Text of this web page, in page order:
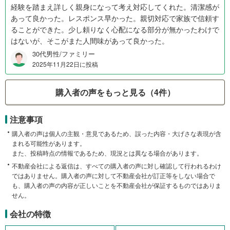
経験を踏まえ詳しく親身になって考え対応してくれた。清潔感が
あって良かった。レスポンス早かった。親切対応で家族で信頼す
ることができた。少し頼りなく心配になる部分が無かったわけで
はないが、そこがまた人間味があって良かった。
30代男性/ファミリー
2025年11月22日に投稿
購入者の声をもっと見る（4件）
注意事項
購入者の声は個人の主観・意見であるため、誤った内容・大げさな表現が含
まれる可能性があります。
また、投稿時点の情報であるため、現況とは異なる場合があります。
不動産会社による返信は、すべての購入者の声に対し確認して行われるわけ
ではありません。購入者の声に対して不動産会社が訂正等をしない場合で
も、購入者の声の内容が正しいことを不動産会社が保証するものではありま
せん。
会社の特徴